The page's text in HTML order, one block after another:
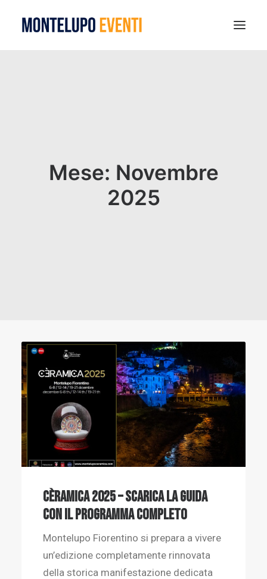
Mese: Novembre
2025
Cèramica 2025 – scarica la guida
con il programma completo
Montelupo Fiorentino si prepara a vivere
un’edizione completamente rinnovata
della storica manifestazione dedicata